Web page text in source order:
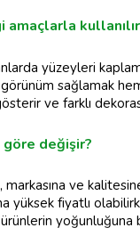
amaçlarla
yüzeyleri
sağlamak
ve farklı
göre değişir?
markasına ve
yüksek fiyatlı
yoğunluğuna